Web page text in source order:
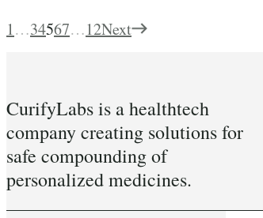
1…34567…12Next
CurifyLabs is a healthtech
company creating solutions for
safe compounding of
personalized medicines.